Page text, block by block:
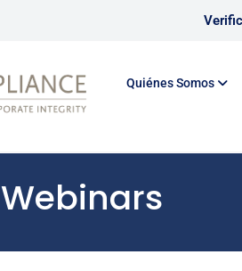
Quiénes Somos
Webinars